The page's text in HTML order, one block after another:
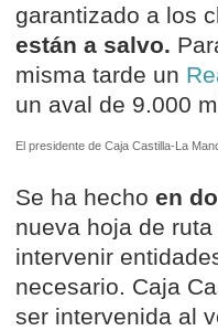
garantizado a los
están a salvo.
misma tarde un
un aval de 9.000
El presidente de Caja Castilla-La
Se ha hecho en
nueva hoja de
intervenir
necesario. Caja
ser intervenida al